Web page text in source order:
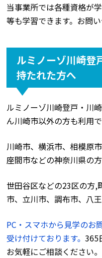
当事業所では各種資格が
等も学習できます。お問
ルミノーゾ川崎登
持たれた方へ
ルミノーゾ川崎登戸・川
ん川崎市以外の方も利用で
川崎市、横浜市、相模原
座間市などの神奈川県の方
世田谷区などの23区の方,
市、立川市、調布市、八
PC・スマホから見学のお
受け付けております。365
お気軽にご相談ください。